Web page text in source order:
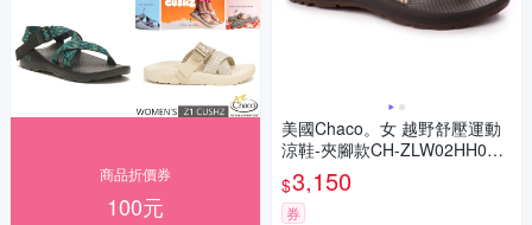
商品折價券
100元
美國Chaco。女 越野舒壓運動
涼鞋-夾腳款CH-ZLW02HH09
(沙灘之窗)
$3,150
券